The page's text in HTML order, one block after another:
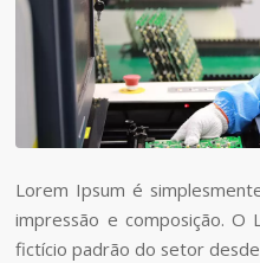
Lorem Ipsum é
impressão e composição.
fictício padrão do setor